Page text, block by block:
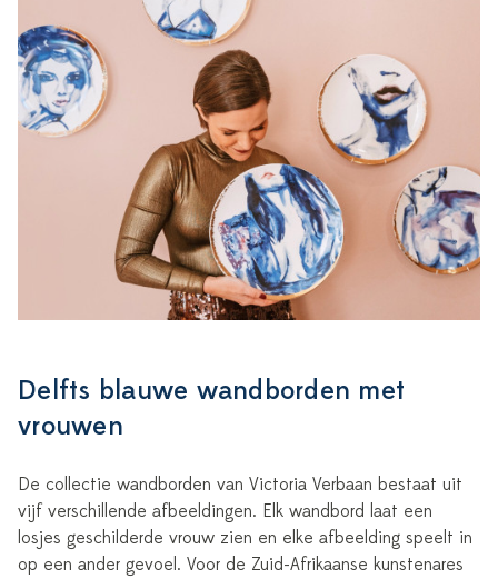
Delfts blauwe wandborden met
vrouwen
De collectie wandborden van Victoria Verbaan bestaat uit
vijf verschillende afbeeldingen. Elk wandbord laat een
losjes geschilderde vrouw zien en elke afbeelding speelt in
op een ander gevoel. Voor de Zuid-Afrikaanse kunstenares